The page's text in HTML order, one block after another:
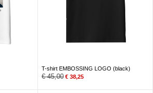
T-shirt EMBOSSING LOGO (black)
€45,00 € 38,25